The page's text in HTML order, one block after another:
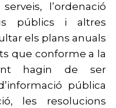
l’ordenació
públics i altres
els plans anuals
que conforme a la
hagin de ser
pública
les resolucions